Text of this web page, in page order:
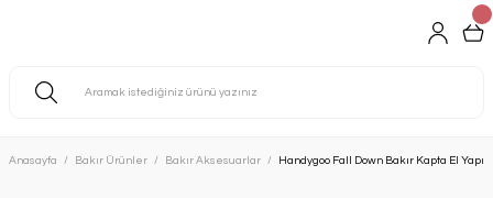
Anasayfa Bakır Ürünler Bakır Aksesuarlar Handygoo Fall Down Bakır Kapta El